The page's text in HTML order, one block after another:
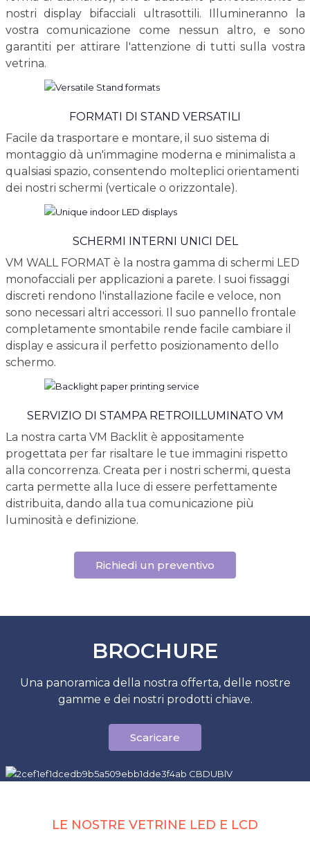
nostri display bifacciali ultrasottili. Illumineranno la
vostra comunicazione come nessun altro, e sono
garantiti per attirare l'attenzione di tutti sulla vostra
vetrina.
FORMATI DI STAND VERSATILI
Facile da trasportare e montare, il suo sistema di
montaggio dà un'immagine moderna e minimalista a
qualsiasi spazio, consentendo molteplici orientamenti
dei nostri schermi (verticale o orizzontale).
SCHERMI INTERNI UNICI DEL
VM WALL FORMAT è la nostra gamma di schermi LED
monofacciali per applicazioni a parete. I suoi fissaggi
discreti rendono l'installazione facile e veloce, non
sono necessari altri accessori. Il suo pannello frontale
completamente smontabile rende facile cambiare il
display e assicura il perfetto posizionamento dello
schermo.
SERVIZIO DI STAMPA RETROILLUMINATO VM
La nostra carta VM Backlit è appositamente
progettata per far risaltare le tue immagini rispetto
alla concorrenza. Creata per i nostri schermi, questa
carta permette alla luce di essere perfettamente
distribuita, dando alla tua comunicazione più
luminosità e definizione.
Richiedi un preventivo
BROCHURE
Una panoramica della nostra offerta, delle nostre
gamme e dei nostri prodotti chiave.
Scaricare
LE NOSTRE VETRINE LED E LCD